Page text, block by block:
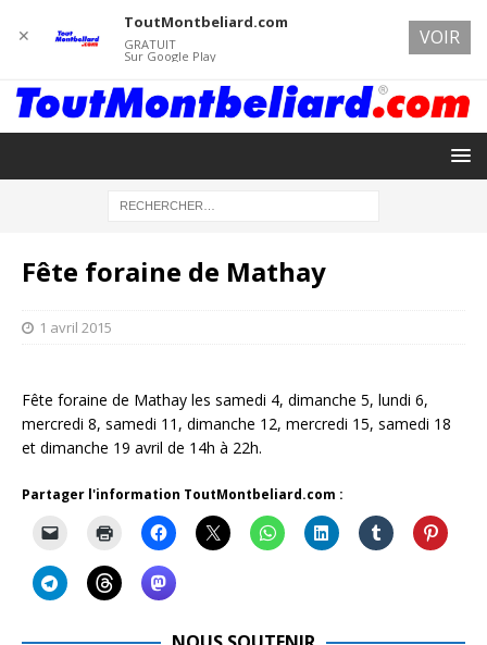
Fête foraine de Mathay
1 avril 2015
Fête foraine de Mathay les samedi 4, dimanche 5, lundi 6,
mercredi 8, samedi 11, dimanche 12, mercredi 15, samedi 18
et dimanche 19 avril de 14h à 22h.
Partager l'information ToutMontbeliard.com :
✕
ToutMontbeliard.com
GRATUIT
Sur Google Play
VOIR